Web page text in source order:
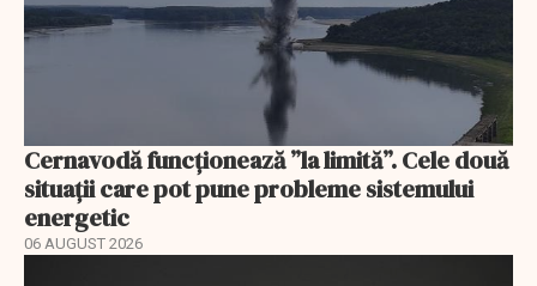
Cernavodă funcționează ”la limită”. Cele două
situații care pot pune probleme sistemului
energetic
06 AUGUST 2026